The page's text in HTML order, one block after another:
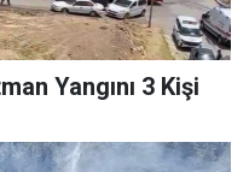
Yangını 3 Kişi